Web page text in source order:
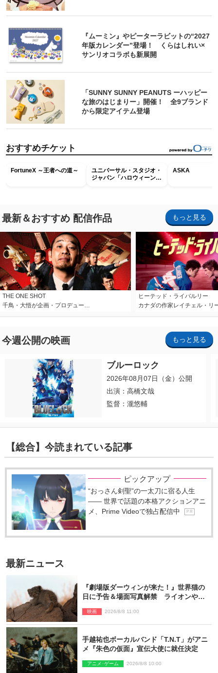
『ムーミン』やピーターラビットの“2027
年版カレンダー”登場！ くらはしれい×
サンリオコラボも新展開
「SUNNY SUNNY PEANUTS ーハッピー
な旅のはじまりー」開催！ 全9ブランド
から限定アイテム登場
おすすめチケット
FortuneX ～王者への道～
ユニバーサル・スタジオ・
ジャパン「ハロウィーン・
ASKA
最新＆おすすめ 配信作品 もっと見る
THE ONE SHOT
千鳥・大悟が企画・プロデュー…
ヒーテッド・ライバルリー
カナダの作家レイチェル・リ
今週公開の映画 もっと見る
ブルーロック
2026年08月07日（金）公開
出演：高橋文哉
監督：瀧悠輔
【総合】今読まれている記事
ピックアップ
“おっさん剣聖”の一太刀に宿る人生
―― 世界で話題の本格アクションアニ
メ、Prime Videoで独占配信中
P R
最新ニュース
『劇場版ダーウィンが来た！』世界猫の
日に予告＆場面写真解禁 ライオンやマ
映画 2026/8/8 11:00
手越祐也ボーカルバンド「T.N.T」がアニ
メ『朱色の仮面』宣伝大使に就任決定
アニメ･ゲーム 2026/8/8 10:00